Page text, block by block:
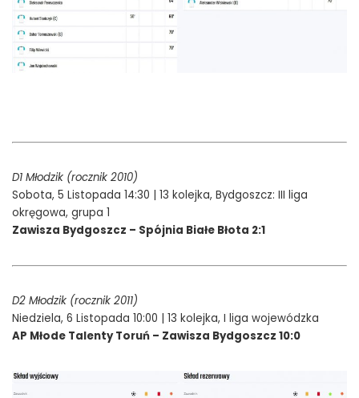
D1 Młodzik (rocznik 2010)
Sobota, 5 Listopada 14:30 | 13 kolejka, Bydgoszcz: III liga
okręgowa, grupa 1
Zawisza Bydgoszcz – Spójnia Białe Błota 2:1
D2 Młodzik (rocznik 2011)
Niedziela, 6 Listopada 10:00 | 13 kolejka, I liga wojewódzka
AP Młode Talenty Toruń – Zawisza Bydgoszcz 10:0